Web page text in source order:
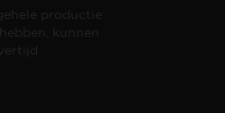
productie
kunnen